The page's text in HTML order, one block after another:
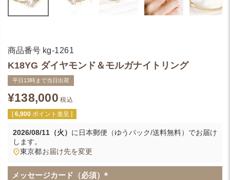
商品番号 kg-1261
K18YG ダイヤモンド＆モルガナイトリング
平日13時まで当日出荷
¥138,000 税込
[ 6,900 ポイント進呈 ]
2026/08/11（火） に 日本郵便（ゆうパック/送料無料） でお届け
します。
東京都お届け先を変更
メッセージカード（必須）